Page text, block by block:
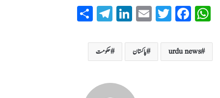
W
ts
A
Fa
bo
ok
T
tte
r
E
ail
Li
ed
In
T
eg
ra urdu news پاکستان حکومت